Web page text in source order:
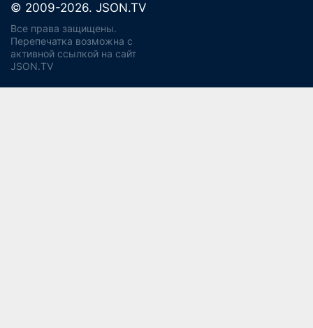
© 2009-2026. JSON.TV
Все права защищены.
Перепечатка возможна с
активной ссылкой на сайт
JSON.TV